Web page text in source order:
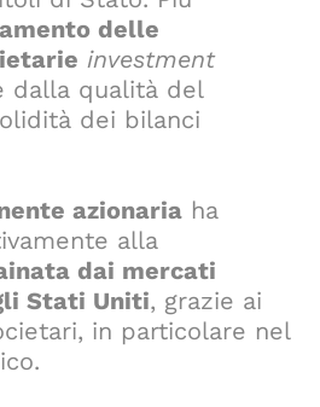
delle
investment
dalla qualità del
dei bilanci
azionaria ha
alla
dai mercati
Stati Uniti, grazie ai
in particolare nel